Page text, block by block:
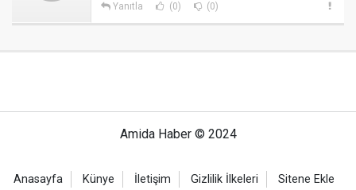
Yanıtla (0) (0)
Amida Haber © 2024
Anasayfa Künye İletişim Gizlilik İlkeleri Sitene Ekle